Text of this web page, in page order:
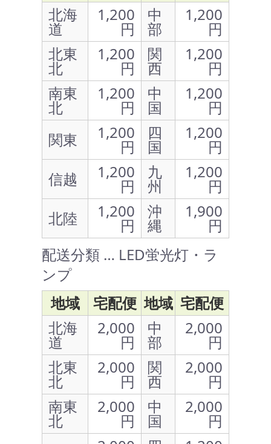
北海
道
1,200
円
中
部
1,200
円
北東
北
1,200
円
関
西
1,200
円
南東
北
1,200
円
中
国
1,200
円
関東
1,200
円
四
国
1,200
円
信越
1,200
円
九
州
1,200
円
北陸
1,200
円
沖
縄
1,900
円
配送分類 … LED蛍光灯・ラ
ンプ
地域
宅配便 地域 宅配便
北海
道
2,000
円
中
部
2,000
円
北東
北
2,000
円
関
西
2,000
円
南東
北
2,000
円
中
国
2,000
円